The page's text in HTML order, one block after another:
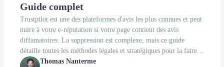
Guide complet
Trustpilot est une des plateformes d'avis les plus connues et peut
nuire à votre e-réputation si votre page contient des avis
diffamatoires. La suppression est complexe, mais ce guide
détaille toutes les méthodes légales et stratégiques pour la faire
disparaître ou en réduire fortement la visibilité.
Thomas Nanterme